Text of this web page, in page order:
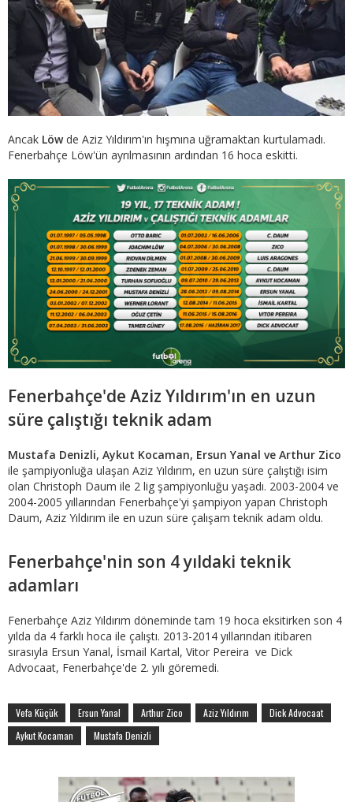
Ancak Löwde Aziz Yıldırım'ın hışmına uğramaktan kurtulamadı.
Fenerbahçe Löw'ün ayrılmasının ardından 16 hoca eskitti.
Fenerbahçe'de Aziz Yıldırım'ın en uzun
süre çalıştığı teknik adam
Mustafa Denizli, Aykut Kocaman, Ersun Yanal ve Arthur Zico
ile şampiyonluğa ulaşan Aziz Yıldırım, en uzun süre çalıştığı isim
olan Christoph Daum ile 2 lig şampiyonluğu yaşadı. 2003-2004 ve
2004-2005 yıllarından Fenerbahçe'yi şampiyon yapan Christoph
Daum, Aziz Yıldırım ile en uzun süre çalışam teknik adam oldu.
Fenerbahçe'nin son 4 yıldaki teknik
adamları
Fenerbahçe Aziz Yıldırım döneminde tam 19 hoca eksitirken son 4
yılda da 4 farklı hoca ile çalıştı. 2013-2014 yıllarından itibaren
sırasıyla Ersun Yanal, İsmail Kartal, Vitor Pereira ve Dick
Advocaat, Fenerbahçe'de 2. yılı göremedi.
Vefa Küçük Ersun Yanal Arthur Zico Aziz Yıldırım
Dick Advocaat
Aykut Kocaman
Mustafa Denizli